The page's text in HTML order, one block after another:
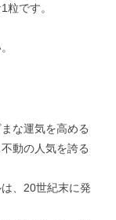
粒です。
な運気を高める
動の人気を誇る
、20世紀末に発